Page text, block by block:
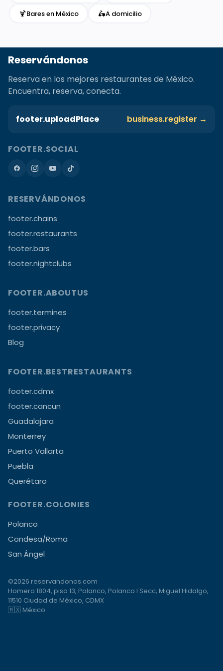
🍹Bares en México 🛵A domicilio
Reservándonos
Reserva en los mejores restaurantes de México.
Encuentra, reserva, conecta.
footer.uploadPlace business.register →
FOOTER.SOCIAL
RESERVÁNDONOS
footer.chains
footer.restaurants
footer.bars
footer.nightclubs
FOOTER.ABOUTUS
footer.termines
footer.privacy
Blog
FOOTER.BESTRESTAURANTS
footer.cdmx
footer.cancun
Guadalajara
Monterrey
Puerto Vallarta
Puebla
Querétaro
FOOTER.COLONIES
Polanco
Condesa/Roma
San Ángel
©2026 reservandonos.com
Homero 1804, piso 13, Polanco, Polanco I Secc, Miguel Hidalgo,
11510 Ciudad de México, CDMX
🇲🇽 México